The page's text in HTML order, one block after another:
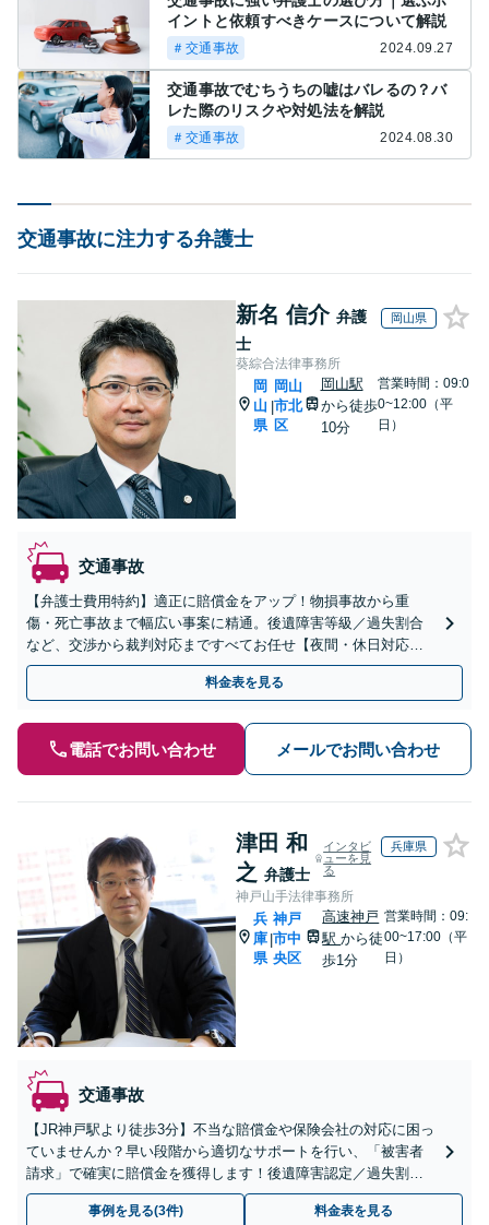
イントと依頼すべきケースについて解説
＃交通事故 2024.09.27
交通事故でむちうちの嘘はバレるの？バ
レた際のリスクや対処法を解説
＃交通事故 2024.08.30
交通事故に注力する弁護士
新名 信介 弁護
士
岡山県
葵綜合法律事務所
岡
山
県
|
岡山
市北
区
岡山駅
から徒歩
10分
営業時間：09:0
0~12:00（平
日）
交通事故
【弁護士費用特約】適正に賠償金をアップ！物損事故から重
傷・死亡事故まで幅広い事案に精通。後遺障害等級／過失割合
など、交渉から裁判対応まですべてお任せ【夜間・休日対応】
【岡山駅10分】
料金表を見る
電話でお問い合わせ メールでお問い合わせ
津田 和
之 弁護士
インタビ
ューを見
る
兵庫県
神戸山手法律事務所
兵
庫
県
|
神戸
市中
央区
高速神戸
駅から徒
歩1分
営業時間：09:
00~17:00（平
日）
交通事故
【JR神戸駅より徒歩3分】不当な賠償金や保険会社の対応に困っ
ていませんか？早い段階から適切なサポートを行い、「被害者
請求」で確実に賠償金を獲得します！後遺障害認定／過失割合
の相談もお受けします【初回のご相談無料】【土日・夜間の受
事例を見る(3件) 料金表を見る